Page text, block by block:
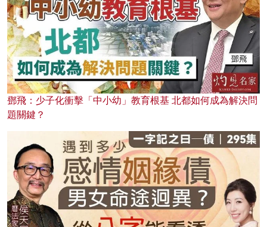
鄧飛：少子化衝擊「中小幼」教育根基 北都如何成為解決問
題關鍵？